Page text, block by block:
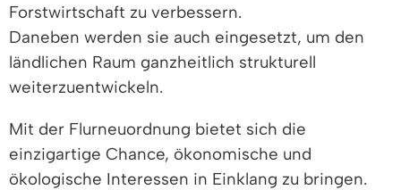
Forstwirtschaft zu verbessern.
Daneben werden sie auch eingesetzt, um den
ländlichen Raum ganzheitlich strukturell
weiterzuentwickeln.
Mit der Flurneuordnung bietet sich die
einzigartige Chance, ökonomische und
ökologische Interessen in Einklang zu bringen.